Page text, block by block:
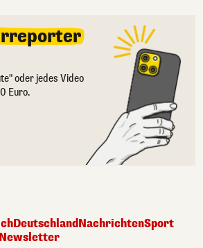
oder jedes Video
Euro.
DeutschlandNachrichtenSport
Newsletter